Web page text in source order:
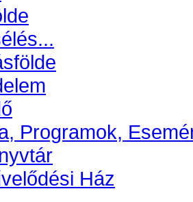
Programok,
Ház